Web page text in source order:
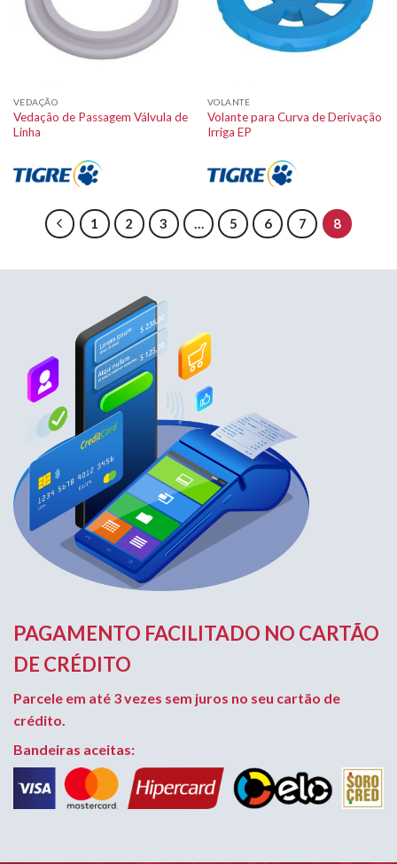
VEDAÇÃO
Vedação de Passagem Válvula de
Linha
VOLANTE
Volante para Curva de Derivação
Irriga EP
1 2 3 … 5 6 7 8
PAGAMENTO FACILITADO NO CARTÃO
DE CRÉDITO
Parcele em até 3 vezes sem juros no seu cartão de
crédito.
Bandeiras aceitas: